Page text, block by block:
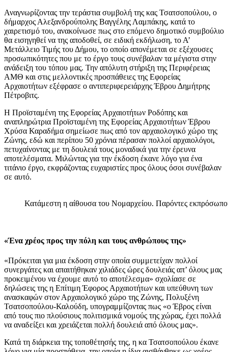
Αναγνωρίζοντας την τεράστια συμβολή της κας Τσατσοπούλου, ο
δήμαρχος Αλεξανδρούπολης Βαγγέλης Λαμπάκης, κατά το
χαιρετισμό του, ανακοίνωσε πως στο επόμενο δημοτικό συμβούλιο
θα εισηγηθεί να της αποδοθεί, σε ειδική εκδήλωση, το Α’
Μετάλλειο Τιμής του Δήμου, το οποίο απονέμεται σε εξέχουσες
προσωπικότητες που με το έργο τους συνέβαλαν τα μέγιστα στην
ανάδειξη του τόπου μας. Την απόλυτη στήριξη της Περιφέρειας
ΑΜΘ και στις μελλοντικές προσπάθειες της Εφορείας
Αρχαιοτήτων εξέφρασε ο αντιπεριφερειάρχης Έβρου Δημήτρης
Πέτροβιτς.
Η Προϊσταμένη της Εφορείας Αρχαιοτήτων Ροδόπης και
αναπληρώτρια Προϊσταμένη της Εφορείας Αρχαιοτήτων Έβρου
Χρύσα Καραδήμα σημείωσε πως από τον αρχαιολογικό χώρο της
Ζώνης, εδώ και περίπου 50 χρόνια πέρασαν πολλοί αρχαιολόγοι,
πετυχαίνοντας με τη δουλειά τους μοναδικά για την έρευνα
αποτελέσματα. Μιλώντας για την έκδοση έκανε λόγο για ένα
τιτάνιο έργο, εκφράζοντας ευχαριστίες προς όλους όσοι συνέβαλαν
σε αυτό.
Κατάμεστη η αίθουσα του Νομαρχείου. Παρόντες
«Ένα χρέος προς την πόλη και τους ανθρώπους της»
«Πρόκειται για μια έκδοση στην οποία συμμετείχαν πολλοί
συνεργάτες και απαιτήθηκαν χιλιάδες ώρες δουλειάς απ’ όλους μας
προκειμένου να έχουμε αυτό το αποτέλεσμα» σχολίασε σε
δηλώσεις της η Επίτιμη Έφορος Αρχαιοτήτων και υπεύθυνη των
ανασκαφών στον Αρχαιολογικό χώρο της Ζώνης, Πολυξένη
Τσατσοπούλου-Καλούδη, υπογραμμίζοντας πως «ο Έβρος είναι
από τους πιο πλούσιους πολιτισμικά νομούς της χώρας, έχει πολλά
να αναδείξει και χρειάζεται πολλή δουλειά από όλους μας».
Κατά τη διάρκεια της τοποθέτησής της, η κα Τσατσοπούλου έκανε